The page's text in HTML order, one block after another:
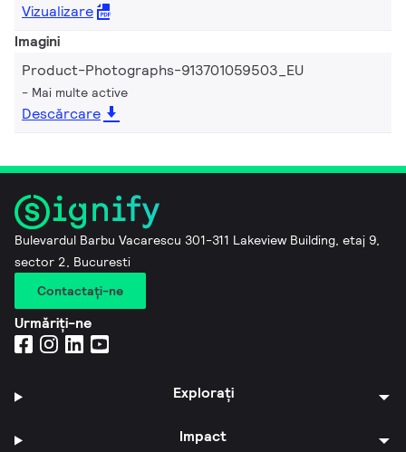
Vizualizare
Imagini
Product-Photographs-913701059503_EU
Mai multe active
Descărcare
Bulevardul Barbu Vacarescu 301-311 Lakeview Building, etaj 9,
sector 2, Bucuresti
Contactaţi-ne
Urmăriți-ne
Explorați
Impact